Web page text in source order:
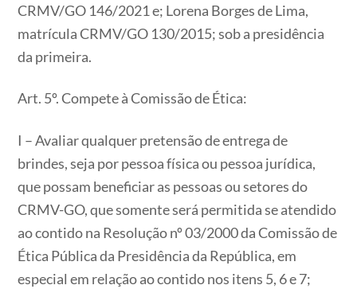
CRMV/GO 146/2021 e; Lorena Borges de Lima,
matrícula CRMV/GO 130/2015; sob a presidência
da primeira.
Art. 5º. Compete à Comissão de Ética:
I – Avaliar qualquer pretensão de entrega de
brindes, seja por pessoa física ou pessoa jurídica,
que possam beneficiar as pessoas ou setores do
CRMV-GO, que somente será permitida se atendido
ao contido na Resolução nº 03/2000 da Comissão de
Ética Pública da Presidência da República, em
especial em relação ao contido nos itens 5, 6 e 7;